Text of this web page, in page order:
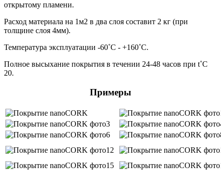
открытому пламени.
Расход материала на 1м2 в два слоя составит 2 кг (при
толщине слоя 4мм).
Температура эксплуатации -60˚С - +160˚С.
Полное высыхание покрытия в течении 24-48 часов при t˚C
20.
Примеры